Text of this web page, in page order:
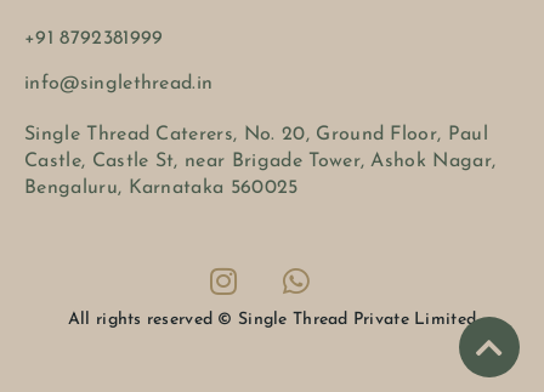
+91 8792381999
info@singlethread.in
Single Thread Caterers, No. 20, Ground Floor, Paul
Castle, Castle St, near Brigade Tower, Ashok Nagar,
Bengaluru, Karnataka 560025
All rights reserved © Single Thread Private Limited